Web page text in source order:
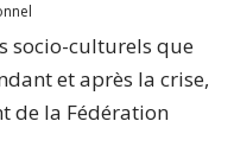
socio-culturels que
et après la crise,
de la Fédération